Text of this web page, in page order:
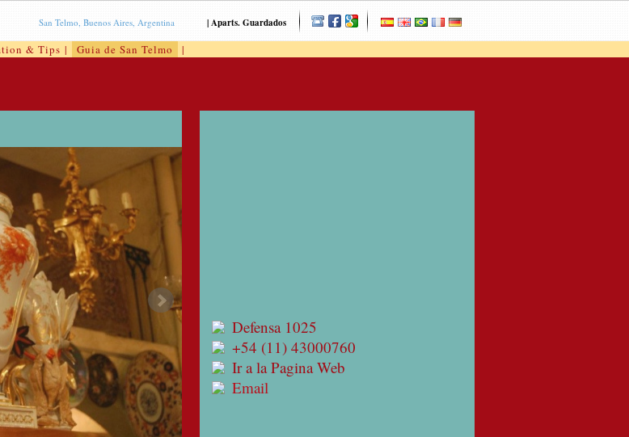
|Aparts. Guardados
San Telmo, Buenos Aires, Argentina
& Tips | Guia de San Telmo |
Defensa 1025
+54 (11) 43000760
Ir a la Pagina Web
Email